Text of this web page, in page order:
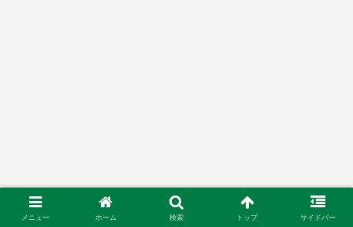
メニュー ホーム 検索 トップ サイドバー